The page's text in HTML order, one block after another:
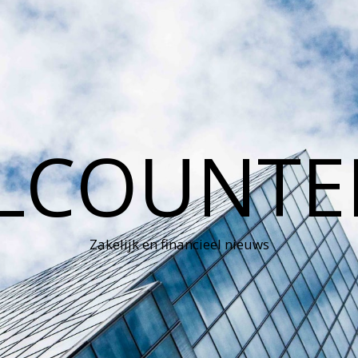
Zakelijk en financieel nieuws